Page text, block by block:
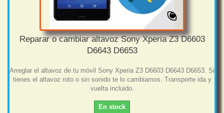
Reparar o cambiar altavoz Sony Xperia Z3 D6603
D6643 D6653
Arreglar el altavoz de tu móvil Sony Xperia Z3 D6603 D6643 D6653. Si
tienes el altavoz roto o sin sonido te lo cambiamos. Transporte ida y
vuelta incluido.
En stock